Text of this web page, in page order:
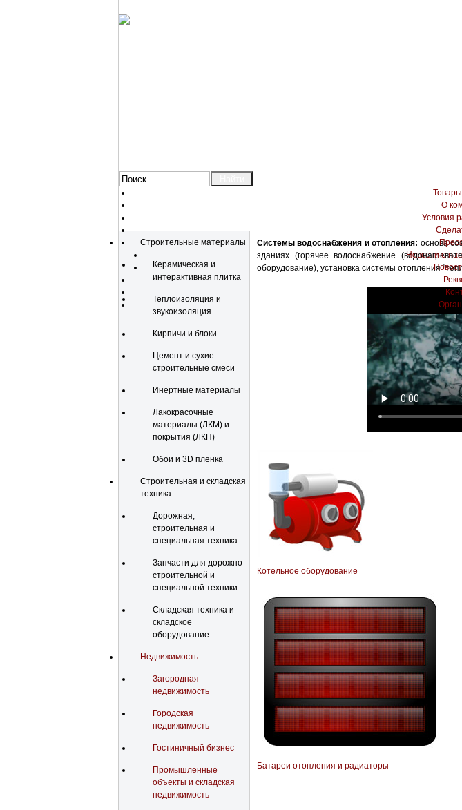
Товары
О
Условия
Новости о
Строительные материалы
Керамическая и
интерактивная плитка
Теплоизоляция и
звукоизоляция
Кирпичи и блоки
Цемент и сухие
строительные смеси
Инертные материалы
Лакокрасочные
материалы (ЛКМ) и
покрытия (ЛКП)
Обои и 3D пленка
Строительная и складская
техника
Дорожная,
строительная и
специальная техника
Запчасти для дорожно-
строительной и
специальной техники
Складская техника и
складское
оборудование
Недвижимость
Загородная
недвижимость
Городская
недвижимость
Гостиничный бизнес
Промышленные
объекты и складская
недвижимость
Системы водоснабжения и отопления: основа
зданиях (горячее водоснабжение
оборудование), установка системы отопления
Котельное оборудование
Батареи отопления и радиаторы